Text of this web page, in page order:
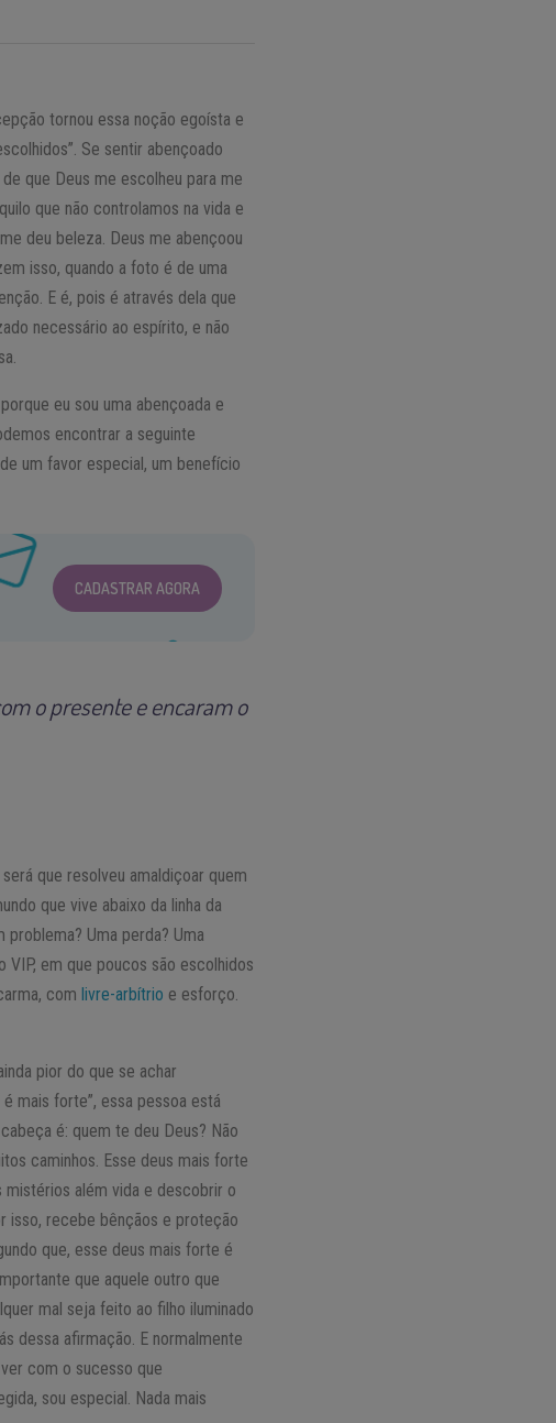
tornou essa noção egoísta e
Se sentir abençoado
que Deus me escolheu para me
que não controlamos na vida e
deu beleza. Deus me abençoou
isso, quando a foto é de uma
E é, pois é através dela que
necessário ao espírito, e não
eu sou uma abençoada e
encontrar a seguinte
um favor especial, um benefício
CADASTRAR AGORA
o presente e encaram o
que resolveu amaldiçoar quem
que vive abaixo da linha da
Uma perda? Uma
em que poucos são escolhidos
com livre-arbítrio e esforço.
pior do que se achar
mais forte”, essa pessoa está
é: quem te deu Deus? Não
caminhos. Esse deus mais forte
além vida e descobrir o
isso, recebe bênçãos e proteção
que, esse deus mais forte é
que aquele outro que
mal seja feito ao filho iluminado
dessa afirmação. E normalmente
com o sucesso que
sou especial. Nada mais